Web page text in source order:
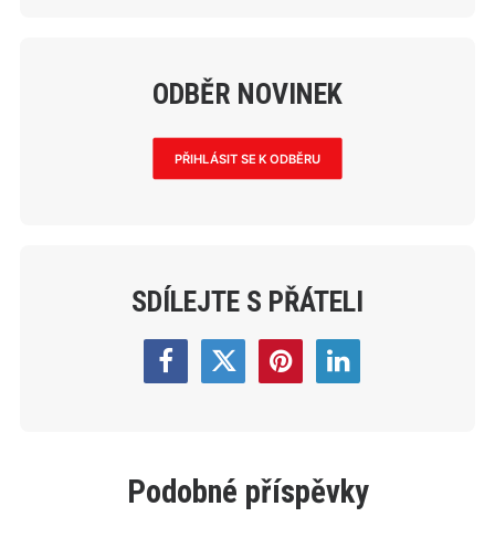
ODBĚR NOVINEK
PŘIHLÁSIT SE K ODBĚRU
SDÍLEJTE S PŘÁTELI
Podobné příspěvky